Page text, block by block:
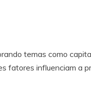
temas como
fatores influenciam a